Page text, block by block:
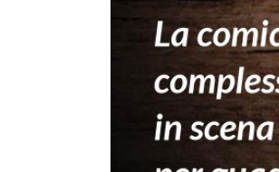
in
scena
una
cosetta
simpatica